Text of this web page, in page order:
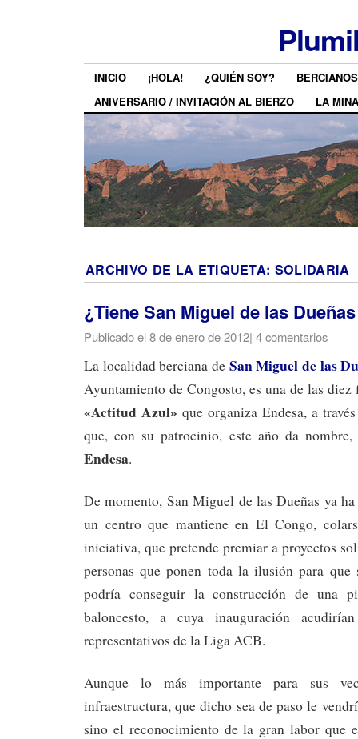
INICIO ¡HOLA! ¿QUIÉN SOY?
ANIVERSARIO / INVITACIÓN AL BIERZO
LA MINA
ARCHIVO DE LA ETIQUETA: SOLIDARIA
¿Tiene San Miguel de las
Publicado el8 de enero de 2012| 4 comentarios
La localidad berciana de San Miguel de las
Ayuntamiento de Congosto, es una de las
«Actitud Azul» que organiza Endesa, a
que, con su patrocinio, este año da
Endesa.
De momento, San Miguel de las Dueñas ya
un centro que mantiene en El Congo,
iniciativa, que pretende premiar a proyectos
personas que ponen toda la ilusión para que
podría conseguir la construcción de una
baloncesto, a cuya inauguración
representativos de la Liga ACB.
Aunque lo más importante para sus
infraestructura, que dicho sea de paso le
sino el reconocimiento de la gran labor que